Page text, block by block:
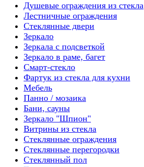
Душевые ограждения из стекла
Лестничные ограждения
Стеклянные двери
Зеркало
Зеркала с подсветкой
Зеркало в раме, багет
Смарт-стекло
Фартук из стекла для кухни
Мебель
Панно / мозаика
Бани, сауны
Зеркало "Шпион"
Витрины из стекла
Стеклянные ограждения
Стеклянные перегородки
Стеклянный пол